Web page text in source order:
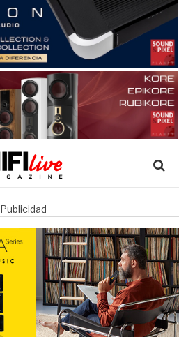
Publicidad